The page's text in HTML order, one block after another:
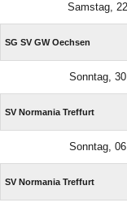
Samstag,
SG SV GW Oechsen
Sonntag,
SV Normania Treffurt
Sonntag,
SV Normania Treffurt